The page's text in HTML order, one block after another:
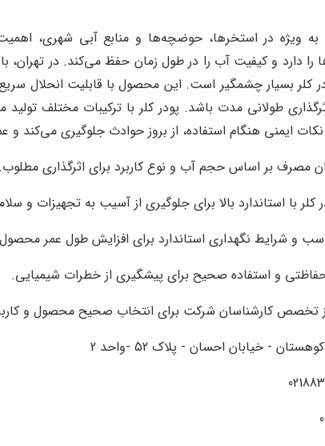
ویژه در استخرها، حوضچه‌ها و منابع آبی شهری، اهمیت
را دارد و کیفیت آب را در طول زمان حفظ می‌کند. در
کلر بسیار چشمگیر است. این محصول با قابلیت انحلال
طولانی مدت باشد. پودر کلر با ترکیبات مختلف
ایمنی هنگام استفاده، از بروز حوادث جلوگیری می‌کند و
مصرف بر اساس حجم آب و نوع کاربرد برای اثرگذاری مطلوب.
کلر با استاندارد بالا برای جلوگیری از آسیب به تجهیزات و
و شرایط نگهداری استاندارد برای افزایش طول عمر
و استفاده صحیح برای پیشگیری از خطرات شیمیایی.
تخصص کارشناسان شرکت برای انتخاب صحیح محصول و
- خیابان احسان - پلاک 52 -واحد 2